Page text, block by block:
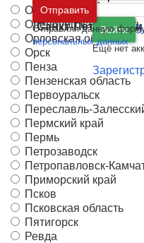
Москва и
Санкт-Петербург
Войти
Ещё нет
Оренбург
Оренбургская область
Орловская область
Орск
Пенза
Пензенская область
Первоуральск
Переславль-
Пермский край
Пермь
Петрозаводск
Петропавловск-
Приморский край
Псков
Псковская область
Пятигорск
Ревда
Отправить
Отправляя данную
персональных данных